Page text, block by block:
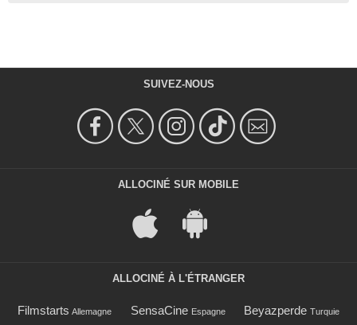
SUIVEZ-NOUS
ALLOCINÉ SUR MOBILE
ALLOCINÉ À L'ÉTRANGER
Filmstarts Allemagne SensaCine Espagne Beyazperde Turquie